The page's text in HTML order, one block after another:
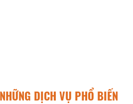
NHỮNG DỊCH VỤ PHỔ BIẾN